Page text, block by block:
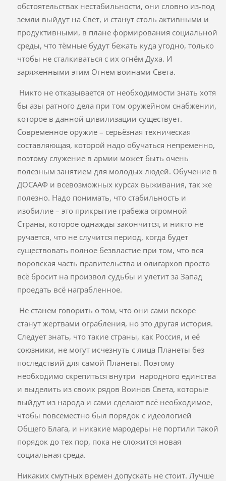
обстоятельствах нестабильности, они словно из-под
земли выйдут на Свет, и станут столь активными и
продуктивными, в плане формирования социальной
среды, что тёмные будут бежать куда угодно, только
чтобы не сталкиваться с их огнём Духа. И
заряженными этим Огнем воинами Света.
Никто не отказывается от необходимости знать хотя
бы азы ратного дела при том оружейном снабжении,
которое в данной цивилизации существует.
Современное оружие – серьёзная техническая
составляющая, которой надо обучаться непременно,
поэтому служение в армии может быть очень
полезным занятием для молодых людей. Обучение в
ДОСААФ и всевозможных курсах выживания, так же
полезно. Надо понимать, что стабильность и
изобилие – это прикрытие грабежа огромной
Страны, которое однажды закончится, и никто не
ручается, что не случится период, когда будет
существовать полное безвластие при том, что вся
воровская часть правительства и олигархов просто
всё бросит на произвол судьбы и улетит за Запад
проедать всё награбленное.
Не станем говорить о том, что они сами вскоре
станут жертвами ограбления, но это другая история.
Следует знать, что такие страны, как Россия, и её
союзники, не могут исчезнуть с лица Планеты без
последствий для самой Планеты. Поэтому
необходимо скрепиться внутри народного единства
и выделить из своих рядов Воинов Света, которые
выйдут из народа и сами сделают всё необходимое,
чтобы повсеместно был порядок с идеологией
Общего Блага, и никакие мародеры не портили такой
порядок до тех пор, пока не сложится новая
социальная среда.
Никаких смутных времен допускать не стоит. Лучше